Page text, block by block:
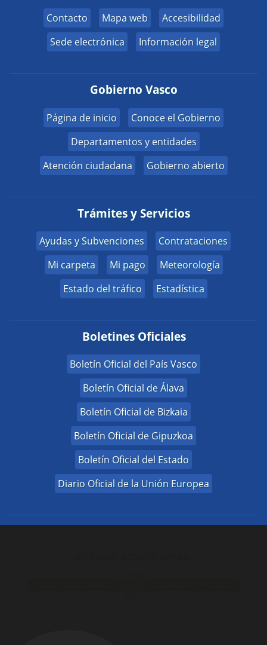
Contacto Mapa web
Accesibilidad
Sede electrónica
Información legal
Gobierno Vasco
Página de inicio
Conoce el Gobierno
Departamentos y entidades
Atención ciudadana
Gobierno abierto
Trámites y Servicios
Ayudas y Subvenciones
Contrataciones
Mi carpeta
Mi pago
Meteorología
Estado del tráfico
Estadística
Boletines Oficiales
Boletín Oficial del País Vasco
Boletín Oficial de Álava
Boletín Oficial de Bizkaia
Boletín Oficial de Gipuzkoa
Boletín Oficial del Estado
Diario Oficial de la Unión Europea